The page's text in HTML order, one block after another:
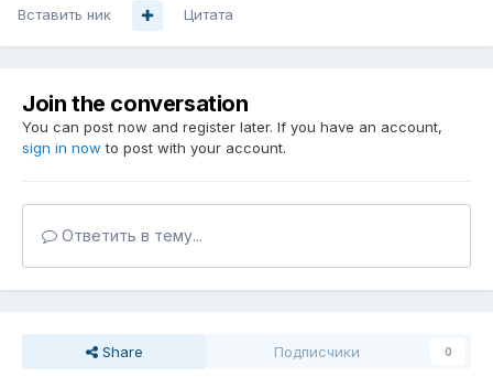
Вставить ник Цитата
Join the conversation
You can post now and register later. If you have an account,
sign in now to post with your account.
Ответить в тему...
Share Подписчики 0